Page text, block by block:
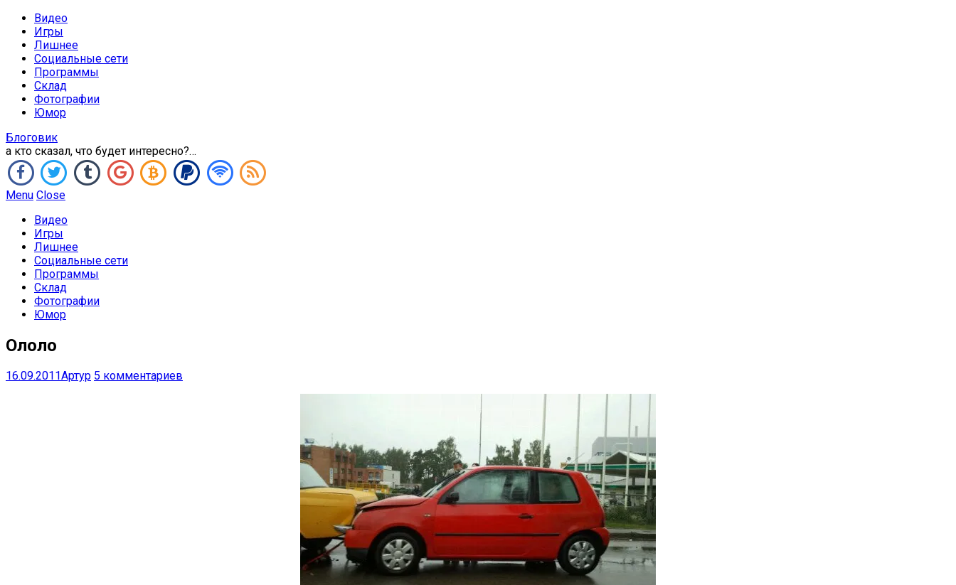
Видео
Игры
Лишнее
Социальные сети
Программы
Склад
Фотографии
Юмор
Блоговик
а кто сказал, что будет интересно?…
Menu Close
Видео
Игры
Лишнее
Социальные сети
Программы
Склад
Фотографии
Юмор
Ололо
16.09.2011Артур 5 комментариев